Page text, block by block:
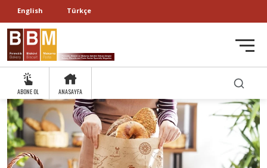
English Türkçe
ABONE OL ANASAYFA